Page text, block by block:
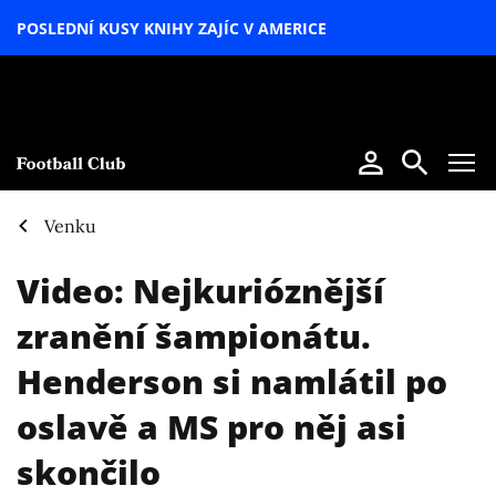
POSLEDNÍ KUSY KNIHY ZAJÍC V AMERICE
Venku
Video: Nejkurióznější
zranění šampionátu.
Henderson si namlátil po
oslavě a MS pro něj asi
skončilo